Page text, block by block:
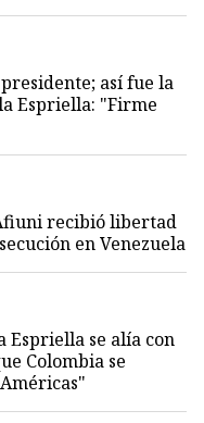
así fue la
Espriella: "Firme
recibió libertad
en Venezuela
Espriella se alía con
Colombia se